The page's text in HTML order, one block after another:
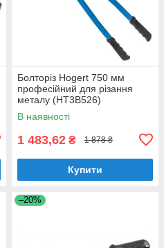
Болторіз Hogert 750 мм
професійний для різання
металу (HT3B526)
В наявності
1 483,62 ₴ 1 878 ₴
Купити
–20%